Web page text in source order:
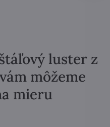
luster z
môžeme
mieru